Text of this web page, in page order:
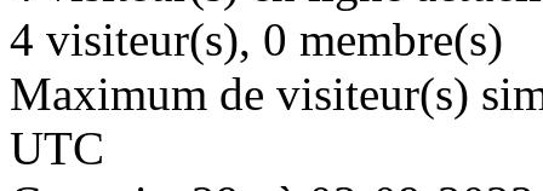
4 visiteur(s), 0 membre(s)
Maximum de visiteur(s)
UTC